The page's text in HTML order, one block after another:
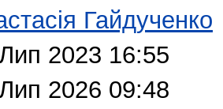
Гайдученко
2023 16:55
2026 09:48